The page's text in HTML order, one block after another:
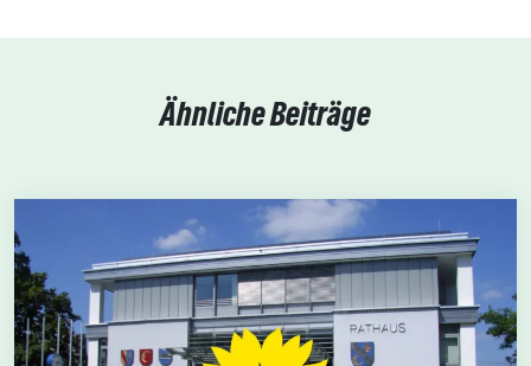
Ähnliche Beiträge